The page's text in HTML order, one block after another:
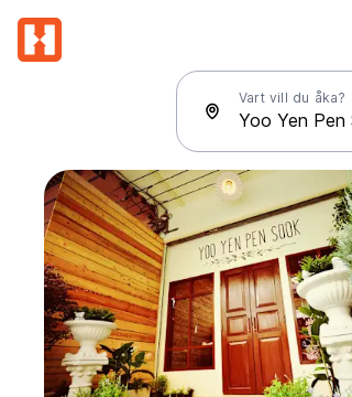
Vart vill du åka?